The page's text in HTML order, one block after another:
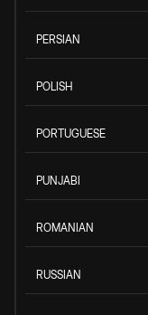
PERSIAN
POLISH
PORTUGUESE
PUNJABI
ROMANIAN
RUSSIAN